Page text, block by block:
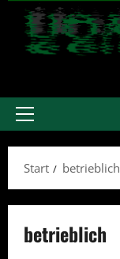
Primäres
Start
betrieblich
betrieblich